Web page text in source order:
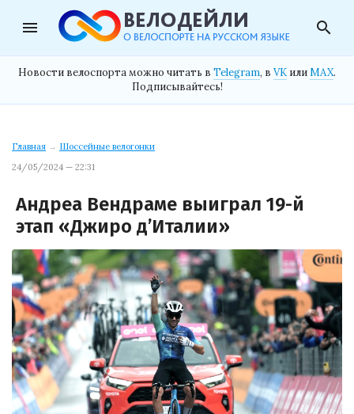
menu search
Новости велоспорта можно читать в Telegram, в VK илиMAX.
Подписывайтесь!
Главная → Шоссейные велогонки
24/05/2024 — 22:31
Андреа Вендраме выиграл 19-й
этап «Джиро д’Италии»